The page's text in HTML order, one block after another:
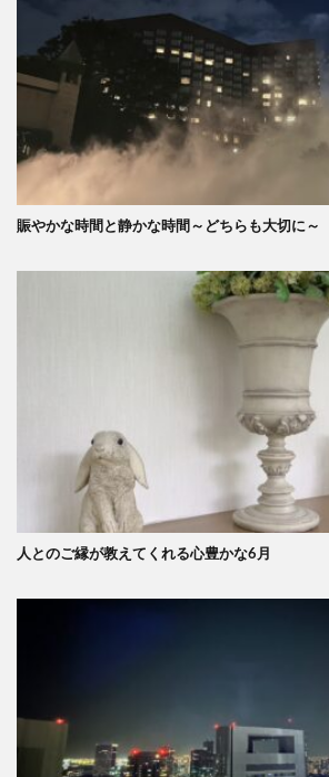
賑やかな時間と静かな時間～どちらも大切に～
人とのご縁が教えてくれる心豊かな6月